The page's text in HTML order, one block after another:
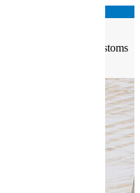
Solutions with customs